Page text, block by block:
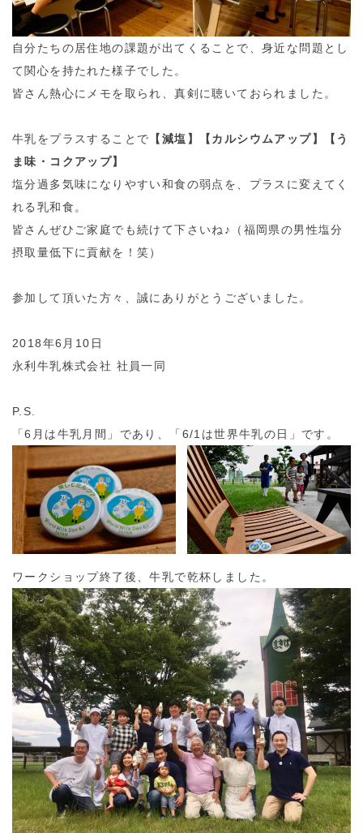
自分たちの居住地の課題が出てくることで、身近な問題とし
て関心を持たれた様子でした。
皆さん熱心にメモを取られ、真剣に聴いておられました。
牛乳をプラスすることで 【減塩】【カルシウムアップ】【う
ま味・コクアップ】
塩分過多気味になりやすい和食の弱点を、プラスに変えてく
れる乳和食。
皆さんぜひご家庭でも続けて下さいね♪（福岡県の男性塩分
摂取量低下に貢献を！笑）
参加して頂いた方々、誠にありがとうございました。
2018年6月10日
永利牛乳株式会社 社員一同
P.S.
「6月は牛乳月間」であり、「6/1は世界牛乳の日」です。
ワークショップ終了後、牛乳で乾杯しました。